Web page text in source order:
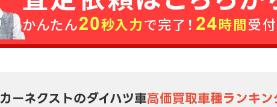
カーネクストのダイハツ車高価買取車種ランキン